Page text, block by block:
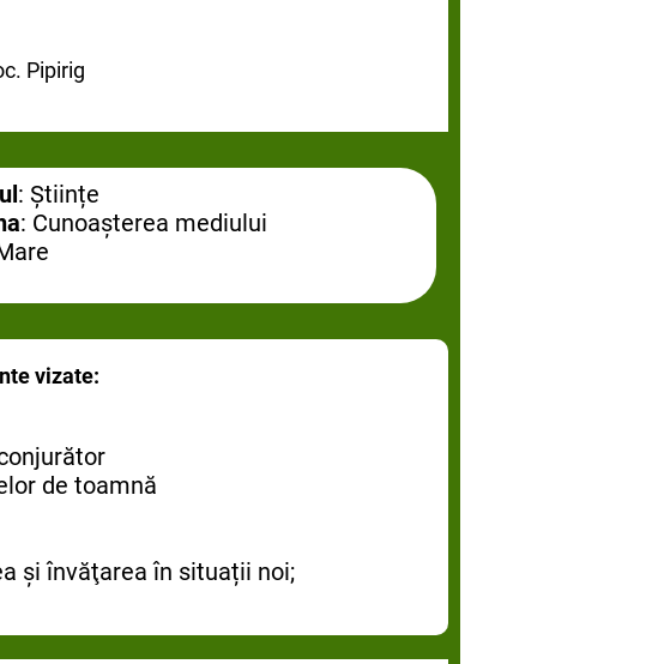
Pipirig
: Științe
: Cunoașterea mediului
vizate:
de toamnă
și învăţarea în situații noi;